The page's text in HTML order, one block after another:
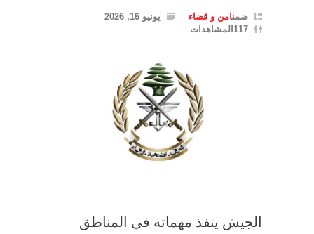
ضمنامن و قضاء
يونيو 16, 2026
117المشاهدات
الجيش ينفذ مهماته في المناطق